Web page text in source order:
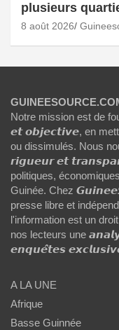
plusieurs
8 août 2026
Notre mission est de
𝙚𝙩 𝙤𝙗𝙟𝙚𝙘𝙩𝙞𝙫𝙚, en
ou dissimulés. Nous
𝙧𝙞𝙜𝙪𝙚𝙪𝙧 𝙚𝙩
politiques,
Guinée. Chez
presse libre et
l'information est un
nos lecteurs une
𝙚𝙣𝙦𝙪𝙚̂𝙩𝙚𝙨
A LA UNE
Afrique
Basse Guinnée